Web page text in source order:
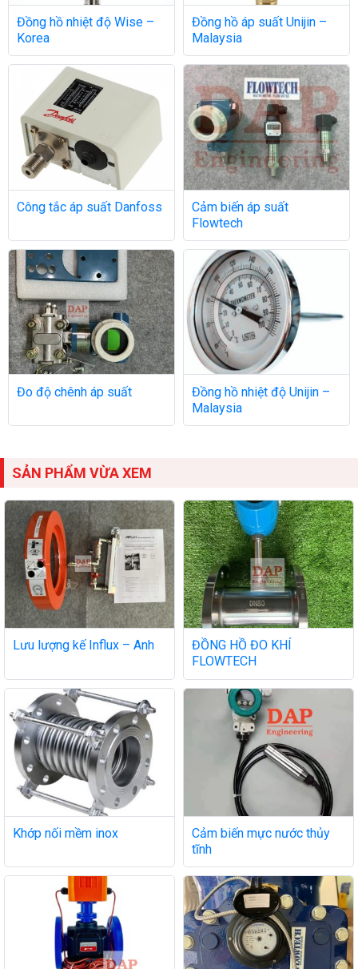
Đồng hồ nhiệt độ Wise –
Korea
Đồng hồ áp suất Unijin –
Malaysia
Công tắc áp suất Danfoss
Cảm biến áp suất
Flowtech
Đo độ chênh áp suất
Đồng hồ nhiệt độ Unijin –
Malaysia
SẢN PHẨM VỪA XEM
Lưu lượng kế Influx – Anh
ĐỒNG HỒ ĐO KHÍ
FLOWTECH
Khớp nối mềm inox
Cảm biến mực nước thủy
tĩnh